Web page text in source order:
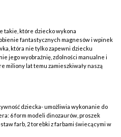
takie, które dziecko wykona
fantastycznych magnesów i wpinek
która nie tylko zapewni dziecku
jego wyobraźnię, zdolności manualne i
miliony lat temu zamieszkiwały naszą
dziecka- umożliwia wykonanie do
6 form modeli dinozaurów, proszek
farb, 2 torebki z farbami świecącymi w